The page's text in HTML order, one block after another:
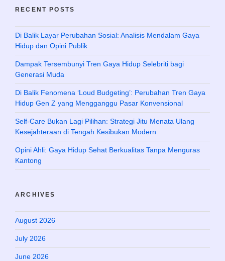
RECENT POSTS
Di Balik Layar Perubahan Sosial: Analisis Mendalam Gaya
Hidup dan Opini Publik
Dampak Tersembunyi Tren Gaya Hidup Selebriti bagi
Generasi Muda
Di Balik Fenomena ‘Loud Budgeting’: Perubahan Tren Gaya
Hidup Gen Z yang Mengganggu Pasar Konvensional
Self-Care Bukan Lagi Pilihan: Strategi Jitu Menata Ulang
Kesejahteraan di Tengah Kesibukan Modern
Opini Ahli: Gaya Hidup Sehat Berkualitas Tanpa Menguras
Kantong
ARCHIVES
August 2026
July 2026
June 2026